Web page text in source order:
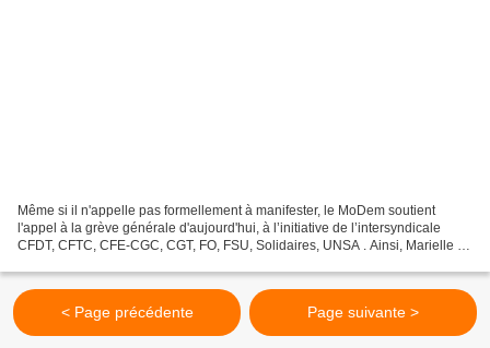
Même si il n'appelle pas formellement à manifester, le MoDem soutient
l'appel à la grève générale d'aujourd'hui, à l’initiative de l’intersyndicale
CFDT, CFTC, CFE-CGC, CGT, FO, FSU, Solidaires, UNSA . Ainsi, Marielle de
< Page précédente Page suivante >